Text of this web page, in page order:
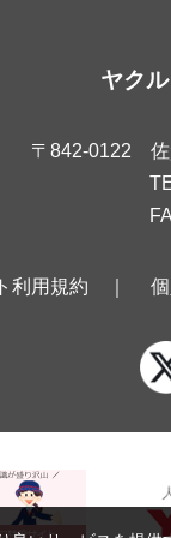
ヤク
〒842-0122 佐
利用規約